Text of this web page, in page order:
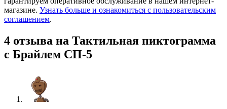
магазине. Узнать больше и ознакомиться с пользовательским
соглашением.
4 отзыва на Тактильная пиктограмма
с Брайлем СП-5